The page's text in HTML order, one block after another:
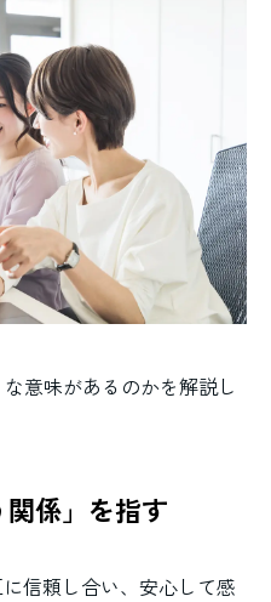
意味があるのかを解説し
関係」を指す
信頼し合い、安心して感